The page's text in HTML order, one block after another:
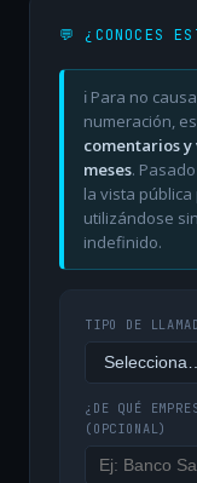
💬 ¿CONOCES
ℹ️ Para no
numeración,
comentarios
meses.
la vista
utilizándose
indefinido.
TIPO DE
¿DE QUÉ
(OPCIONAL)